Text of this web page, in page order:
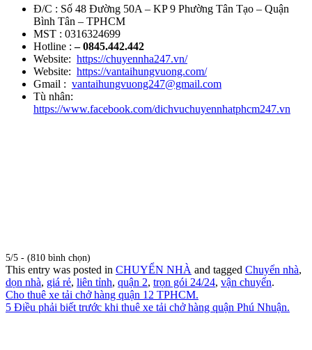
Đ/C : Số 48 Đường 50A – KP 9 Phường Tân Tạo – Quận
Bình Tân – TPHCM
MST : 0316324699
Hotline :– 0845.442.442
Website: https://chuyennha247.vn/
Website: https://vantaihungvuong.com/
Gmail : vantaihungvuong247@gmail.com
Tù nhân:
https://www.facebook.com/dichvuchuyennhatphcm247.vn
5/5 - (810 bình chọn)
This entry was posted in CHUYỂN NHÀ and tagged Chuyển nhà,
dọn nhà, giá rẻ, liên tỉnh, quận 2, trọn gói 24/24, vận chuyển.
Cho thuê xe tải chở hàng quận 12 TPHCM.
5 Điều phải biết trước khi thuê xe tải chở hàng quận Phú Nhuận.